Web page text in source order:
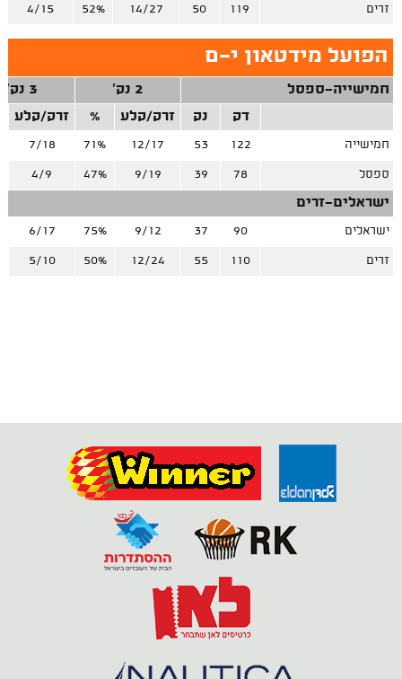
זרים 119
50
14/27
52%
4/15
הפועל מידטאון י-ם
חמישייה-ספסל 2 נק'
3 נק'
דק
נק זרק/קלע % זרק/קלע
חמישייה 122
53
12/17
71%
7/18
ספסל 78
39
9/19
47%
4/9
ישראלים-זרים
ישראלים 90
37
9/12
75%
6/17
זרים 110
55
12/24
50%
5/10